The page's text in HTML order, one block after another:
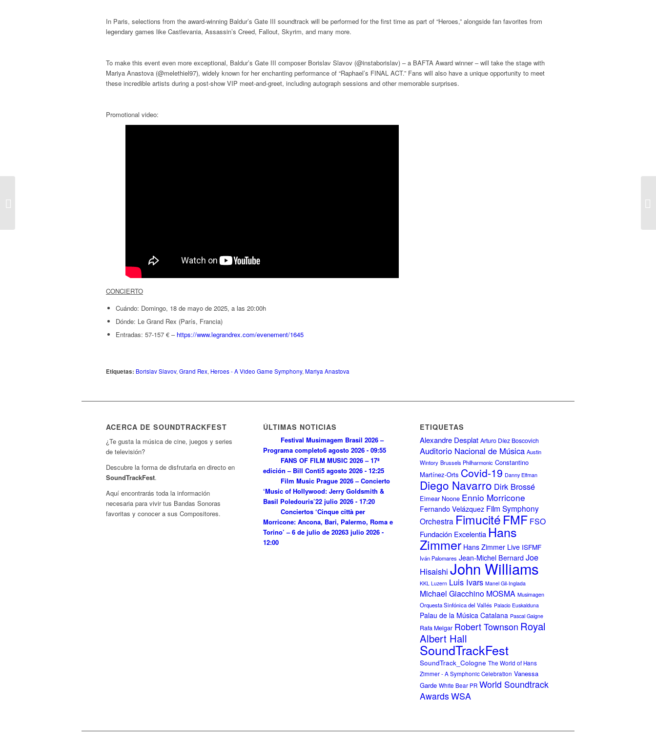
In Paris, selections from the award-winning Baldur’s Gate III soundtrack will be performed for the first time as part of “Heroes,” alongside fan favorites from
legendary games like Castlevania, Assassin’s Creed, Fallout, Skyrim, and many more.
To make this event even more exceptional, Baldur’s Gate III composer Borislav Slavov (@instaborislav) – a BAFTA Award winner – will take the stage with
Mariya Anastova (@melethiel97), widely known for her enchanting performance of “Raphael’s FINAL ACT.” Fans will also have a unique opportunity to meet
these incredible artists during a post-show VIP meet-and-greet, including autograph sessions and other memorable surprises.
Promotional video:
CONCIERTO
Cuándo: Domingo, 18 de mayo de 2025, a las 20:00h
Dónde: Le Grand Rex (París, Francia)
Entradas: 57-157 € – https://www.legrandrex.com/evenement/1645
Etiquetas: Borislav Slavov, Grand Rex, Heroes - A Video Game Symphony, Mariya Anastova
ACERCA DE SOUNDTRACKFEST
¿Te gusta la música de cine, juegos y series
de televisión?
Descubre la forma de disfrutarla en directo en
SoundTrackFest.
Aquí encontrarás toda la información
necesaria para vivir tus Bandas Sonoras
favoritas y conocer a sus Compositores.
ÚLTIMAS NOTICIAS
Festival Musimagem Brasil 2026 –
Programa completo6 agosto 2026 - 09:55
FANS OF FILM MUSIC 2026 – 17ª
edición – Bill Conti5 agosto 2026 - 12:25
Film Music Prague 2026 – Concierto
‘Music of Hollywood: Jerry Goldsmith &
Basil Poledouris’22 julio 2026 - 17:20
Conciertos ‘Cinque città per
Morricone: Ancona, Bari, Palermo, Roma e
Torino’ – 6 de julio de 20263 julio 2026 -
12:00
ETIQUETAS
Alexandre Desplat Arturo Díez Boscovich
Auditorio Nacional de Música Austin
Wintory Brussels Philharmonic Constantino
Martínez-Orts Covid-19 Danny Elfman
Diego Navarro Dirk Brossé
Eimear Noone Ennio Morricone
Fernando Velázquez Film Symphony
Orchestra Fimucité FMF FSO
Fundación Excelentia Hans
Zimmer Hans Zimmer Live ISFMF
Iván Palomares Jean-Michel Bernard Joe
Hisaishi John Williams
KKL Luzern Luis Ivars Manel Gil-Inglada
Michael Giacchino MOSMA Musimagen
Orquesta Sinfónica del Vallés Palacio Euskalduna
Palau de la Música Catalana Pascal Gaigne
Rafa Melgar Robert Townson Royal
Albert Hall
SoundTrackFest
SoundTrack_Cologne The World of Hans
Zimmer - A Symphonic Celebration Vanessa
Garde White Bear PR World Soundtrack
Awards WSA